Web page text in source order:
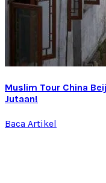
Muslim Tour China
Jutaan!
Baca Artikel